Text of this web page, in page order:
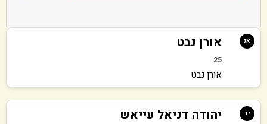
אורן נבט
25
אורן נבט
אנ
יהודה דניאל עייאש יד